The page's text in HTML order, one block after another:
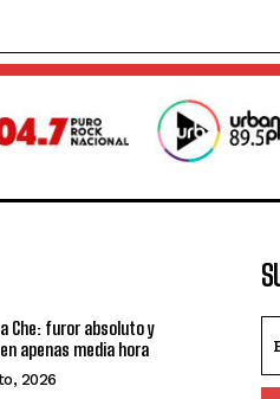
Che: furor absoluto y
apenas media hora
2026